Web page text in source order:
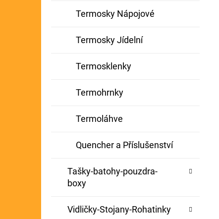
Termosky Nápojové
Termosky Jídelní
Termosklenky
Termohrnky
Termoláhve
Quencher a Příslušenství
Tašky-batohy-pouzdra-
boxy
Vidličky-Stojany-Rohatinky